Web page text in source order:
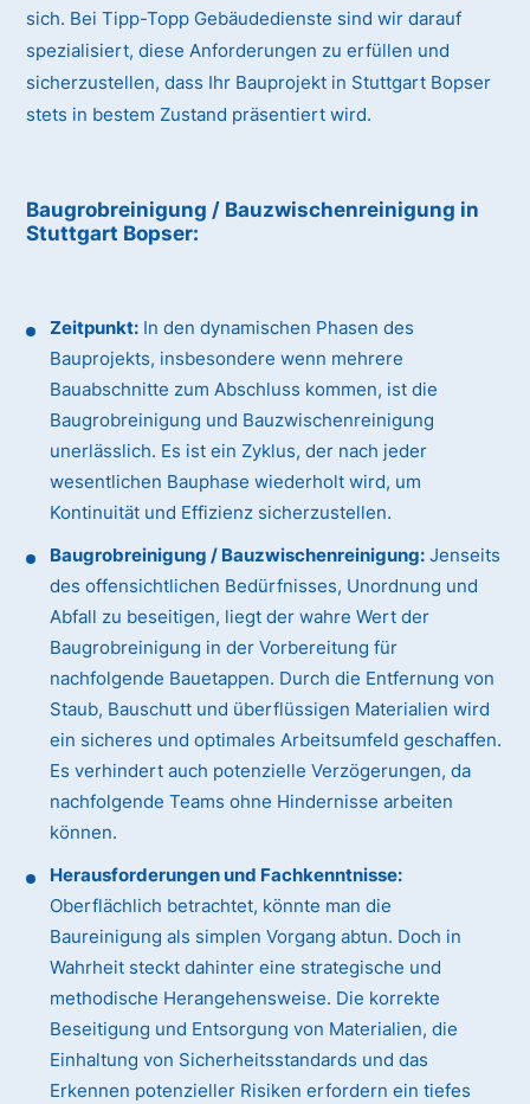
sich. Bei Tipp-Topp Gebäudedienste sind wir darauf
spezialisiert, diese Anforderungen zu erfüllen und
sicherzustellen, dass Ihr Bauprojekt in Stuttgart Bopser
stets in bestem Zustand präsentiert wird.
Baugrobreinigung / Bauzwischenreinigung in
Stuttgart Bopser:
Zeitpunkt: In den dynamischen Phasen des
Bauprojekts, insbesondere wenn mehrere
Bauabschnitte zum Abschluss kommen, ist die
Baugrobreinigung und Bauzwischenreinigung
unerlässlich. Es ist ein Zyklus, der nach jeder
wesentlichen Bauphase wiederholt wird, um
Kontinuität und Effizienz sicherzustellen.
Baugrobreinigung / Bauzwischenreinigung: Jenseits
des offensichtlichen Bedürfnisses, Unordnung und
Abfall zu beseitigen, liegt der wahre Wert der
Baugrobreinigung in der Vorbereitung für
nachfolgende Bauetappen. Durch die Entfernung von
Staub, Bauschutt und überflüssigen Materialien wird
ein sicheres und optimales Arbeitsumfeld geschaffen.
Es verhindert auch potenzielle Verzögerungen, da
nachfolgende Teams ohne Hindernisse arbeiten
können.
Herausforderungen und Fachkenntnisse:
Oberflächlich betrachtet, könnte man die
Baureinigung als simplen Vorgang abtun. Doch in
Wahrheit steckt dahinter eine strategische und
methodische Herangehensweise. Die korrekte
Beseitigung und Entsorgung von Materialien, die
Einhaltung von Sicherheitsstandards und das
Erkennen potenzieller Risiken erfordern ein tiefes